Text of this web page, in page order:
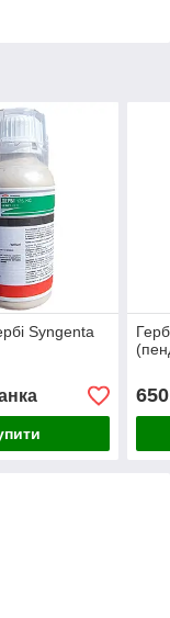
Syngenta
650